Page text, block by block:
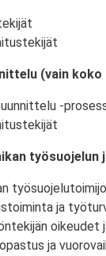
(vain
-
ja
oikeudet
ja